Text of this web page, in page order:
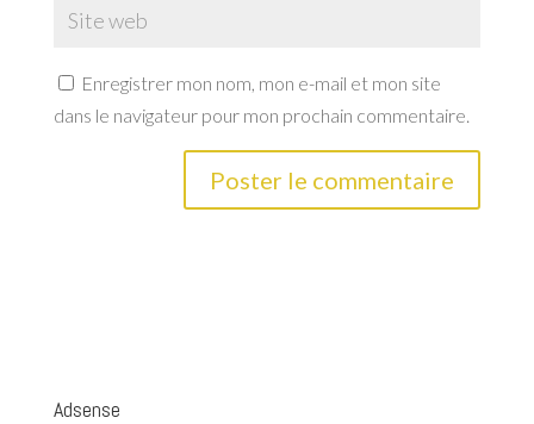
Enregistrer mon nom, mon e-mail et mon site
dans le navigateur pour mon prochain commentaire.
Adsense